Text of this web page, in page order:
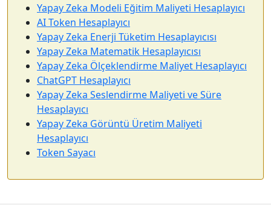
Yapay Zeka Modeli Eğitim Maliyeti Hesaplayıcı
AI Token Hesaplayıcı
Yapay Zeka Enerji Tüketim Hesaplayıcısı
Yapay Zeka Matematik Hesaplayıcısı
Yapay Zeka Ölçeklendirme Maliyet Hesaplayıcı
ChatGPT Hesaplayıcı
Yapay Zeka Seslendirme Maliyeti ve Süre
Hesaplayıcı
Yapay Zeka Görüntü Üretim Maliyeti
Hesaplayıcı
Token Sayacı